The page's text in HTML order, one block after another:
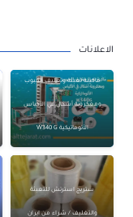
الاعلانات
ماكينة تعبئة وتغليف الحبوب
ومعكرونة أشكال في الأكياس
الأتوماتيكية W340 G
ستريج استرتش للتعبئة
والتغليف / شراء من ايران